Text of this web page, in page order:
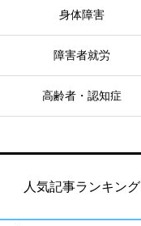
身体障害
障害者就労
高齢者・認知症
人気記事ランキング